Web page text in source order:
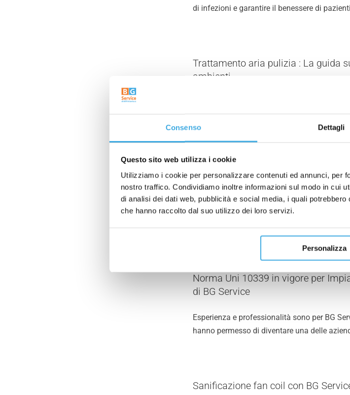
Consenso Dettagli
Questo sito web utilizza i cookie
Utilizziamo i cookie per personalizzare contenuti ed annunci, per
nostro traffico. Condividiamo inoltre informazioni sul modo in cui
di analisi dei dati web, pubblicità e social media, i quali
che hanno raccolto dal suo utilizzo dei loro servizi.
Personalizza
di infezioni e garantire il benessere di
Trattamento aria pulizia : La guida
ambienti
dell’anno. Ad esempio quando si avvicina la
Come si garantisce la salubrità
semplice: tamponi di analisi!
I tamponi di analisi per gli impianti aeraulici
Norma Uni 10339 in vigore per
di BG Service
Esperienza e professionalità sono per BG
hanno permesso di diventare una delle
Sanificazione fan coil con BG